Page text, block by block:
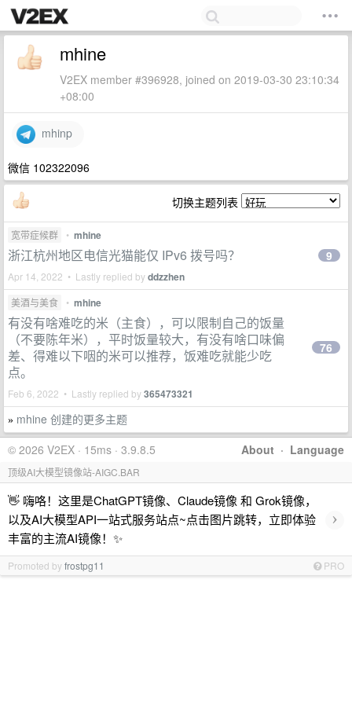
mhine
V2EX member #396928, joined on 2019-03-30 23:10:34
+08:00
mhinp
微信 102322096
切换主题列表
宽带症候群 • mhine
浙江杭州地区电信光猫能仅 IPv6 拨号吗？
Apr 14, 2022 • Lastly replied byddzzhen
9
美酒与美食 • mhine
有没有啥难吃的米（主食），可以限制自己的饭量
（不要陈年米），平时饭量较大，有没有啥口味偏
差、得难以下咽的米可以推荐，饭难吃就能少吃
点。
Feb 6, 2022 • Lastly replied by365473321
76
» mhine 创建的更多主题
About · Language
© 2026 V2EX · 15ms · 3.9.8.5
顶级AI大模型镜像站-AIGC.BAR
👋 嗨咯！这里是ChatGPT镜像、Claude镜像 和 Grok镜像，
以及AI大模型API一站式服务站点~点击图片跳转，立即体验
丰富的主流AI镜像！✨
›
Promoted byfrostpg11 PRO